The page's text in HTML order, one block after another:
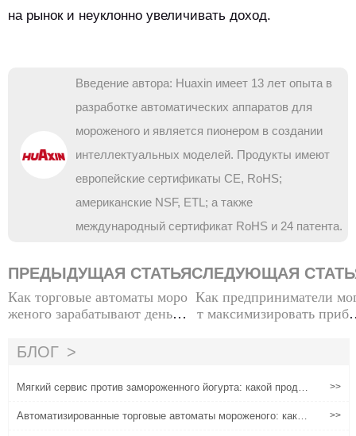
на рынок и неуклонно увеличивать доход.
Введение автора: Huaxin имеет 13 лет опыта в
разработке автоматических аппаратов для
мороженого и является пионером в создании
интеллектуальных моделей. Продукты имеют
европейские сертификаты CE, RoHS;
американские NSF, ETL; а также
международный сертификат RoHS и 24 патента.
ПРЕДЫДУЩАЯ СТАТЬЯ
Как торговые автоматы моро
женого зарабатывают деньги
жение и выбор продукта
СЛЕДУЮЩАЯ
Как предприниматели
т максимизировать
БЛОГ
Мягкий сервис против замороженного йогурта: какой продук
>>
Автоматизированные торговые автоматы мороженого: как у
>>